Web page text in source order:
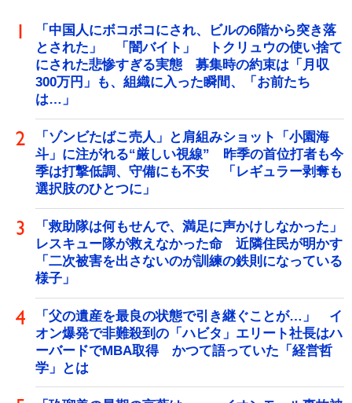
「中国人にボコボコにされ、ビルの6階から突き落
とされた」 「闇バイト」 トクリュウの使い捨て
にされた悲惨すぎる実態 募集時の約束は「月収
300万円」も、組織に入った瞬間、「お前たち
は…」
「ゾンビたばこ売人」と肩組みショット「小園海
斗」に注がれる“厳しい視線” 昨季の首位打者も今
季は打撃低調、守備にも不安 「レギュラー剥奪も
選択肢のひとつに」
「救助隊は何もせんで、満足に声かけしなかった」
レスキュー隊が救えなかった命 近隣住民が明かす
「二次被害を出さないのが訓練の鉄則になっている
様子」
「父の遺産を最良の状態で引き継ぐことが…」 イ
オン爆発で非難殺到の「ハビタ」エリート社長はハ
ーバードでMBA取得 かつて語っていた「経営哲
学」とは